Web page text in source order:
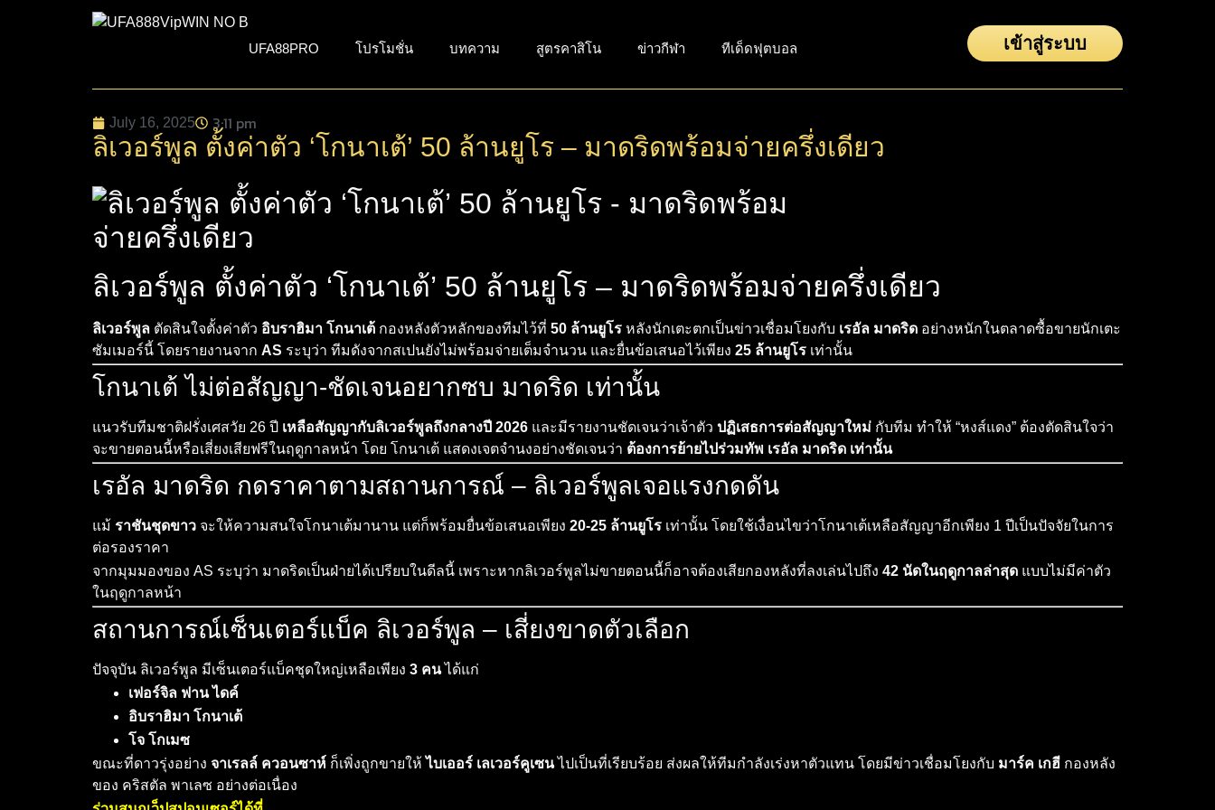
UFA88PRO โปรโมชั่น บทความ สูตรคาสิโน ข่าวกีฬา ทีเด็ดฟุตบอล เข้าสู่ระบบ
July 16, 2025 3:11 pm
ลิเวอร์พูล ตั้งค่าตัว ‘โกนาเต้’ 50 ล้านยูโร – มาดริดพร้อมจ่ายครึ่งเดียว
ลิเวอร์พูล ตั้งค่าตัว ‘โกนาเต้’ 50 ล้านยูโร – มาดริดพร้อมจ่ายครึ่งเดียว
ลิเวอร์พูล ตัดสินใจตั้งค่าตัว อิบราฮิมา โกนาเต้ กองหลังตัวหลักของทีมไว้ที่ 50 ล้านยูโร หลังนักเตะตกเป็นข่าวเชื่อมโยงกับ เรอัล มาดริด อย่างหนักในตลาดซื้อขายนักเตะ
ซัมเมอร์นี้ โดยรายงานจาก AS ระบุว่า ทีมดังจากสเปนยังไม่พร้อมจ่ายเต็มจำนวน และยื่นข้อเสนอไว้เพียง 25 ล้านยูโร เท่านั้น
โกนาเต้ ไม่ต่อสัญญา-ชัดเจนอยากซบ มาดริด เท่านั้น
แนวรับทีมชาติฝรั่งเศสวัย 26 ปี เหลือสัญญากับลิเวอร์พูลถึงกลางปี 2026 และมีรายงานชัดเจนว่าเจ้าตัว ปฏิเสธการต่อสัญญาใหม่ กับทีม ทำให้ “หงส์แดง” ต้องตัดสินใจว่า
จะขายตอนนี้หรือเสี่ยงเสียฟรีในฤดูกาลหน้า โดย โกนาเต้ แสดงเจตจำนงอย่างชัดเจนว่า ต้องการย้ายไปร่วมทัพ เรอัล มาดริด เท่านั้น
เรอัล มาดริด กดราคาตามสถานการณ์ – ลิเวอร์พูลเจอแรงกดดัน
แม้ ราชันชุดขาว จะให้ความสนใจโกนาเต้มานาน แต่ก็พร้อมยื่นข้อเสนอเพียง 20-25 ล้านยูโร เท่านั้น โดยใช้เงื่อนไขว่าโกนาเต้เหลือสัญญาอีกเพียง 1 ปีเป็นปัจจัยในการ
ต่อรองราคา
จากมุมมองของ AS ระบุว่า มาดริดเป็นฝ่ายได้เปรียบในดีลนี้ เพราะหากลิเวอร์พูลไม่ขายตอนนี้ก็อาจต้องเสียกองหลังที่ลงเล่นไปถึง 42 นัดในฤดูกาลล่าสุด แบบไม่มีค่าตัว
ในฤดูกาลหน้า
สถานการณ์เซ็นเตอร์แบ็ค ลิเวอร์พูล – เสี่ยงขาดตัวเลือก
ปัจจุบัน ลิเวอร์พูล มีเซ็นเตอร์แบ็คชุดใหญ่เหลือเพียง 3 คนได้แก่
เฟอร์จิล ฟาน ไดค์
อิบราฮิมา โกนาเต้
โจ โกเมซ
ขณะที่ดาวรุ่งอย่าง จาเรลล์ ควอนซาห์ ก็เพิ่งถูกขายให้ไบเออร์ เลเวอร์คูเซนไปเป็นที่เรียบร้อย ส่งผลให้ทีมกำลังเร่งหาตัวแทน โดยมีข่าวเชื่อมโยงกับ มาร์ค เกฮี กองหลัง
ของ คริสตัล พาเลซ อย่างต่อเนื่อง